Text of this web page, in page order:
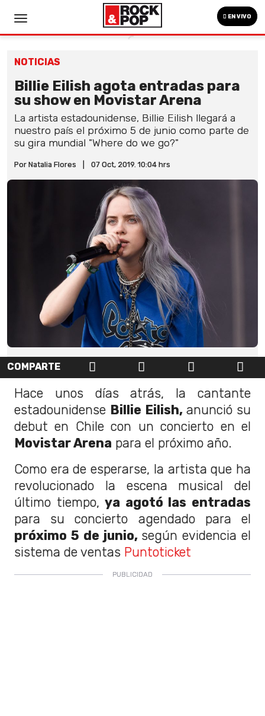
EN VIVO
NOTICIAS
Billie Eilish agota entradas para
su show en Movistar Arena
La artista estadounidense, Billie Eilish llegará a
nuestro país el próximo 5 de junio como parte de
su gira mundial "Where do we go?"
Por Natalia Flores 07 Oct, 2019. 10:04 hrs
COMPARTE
Hace unos días atrás, la cantante
estadounidense Billie Eilish, anunció su
debut en Chile con un concierto en el
Movistar Arena para el próximo año.
Como era de esperarse, la artista que ha
revolucionado la escena musical del
último tiempo,ya agotó las entradas
para su concierto agendado para el
próximo 5 de junio, según evidencia el
sistema de ventas Puntoticket